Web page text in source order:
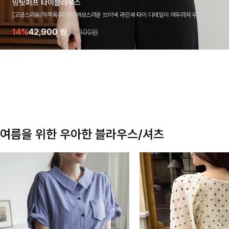
밍팃퍼프 타이블라우스
[고급스러움/하객룩추천💎]여성스러운 브이넥 라인과 타이 디테일이 어우러져 우아한 무드를
라우스 🤍 여유로운 7부 소매로 편안하게 착용되며 데일리룩부터 출근룩, 하객룩까지 세련된
기 좋은 아이템이에요
14%42,900 원49,800원
여름을 위한 우아한 블라우스/셔츠